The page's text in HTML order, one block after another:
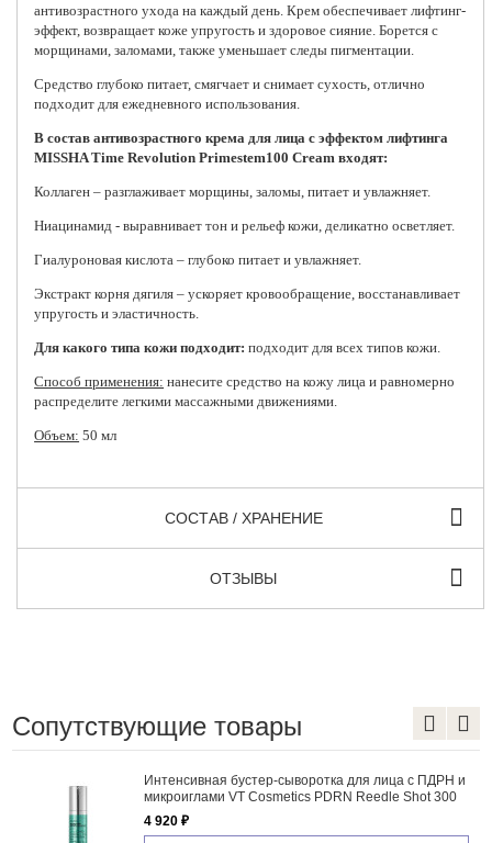
антивозрастного ухода на каждый день. Крем обеспечивает лифтинг-
эффект, возвращает коже упругость и здоровое сияние. Борется с
морщинами, заломами, также уменьшает следы пигментации.
Средство глубоко питает, смягчает и снимает сухость, отлично
подходит для ежедневного использования.
В состав антивозрастного крема для лица с эффектом лифтинга
MISSHA Time Revolution Primestem100 Cream входят:
Коллаген – разглаживает морщины, заломы, питает и увлажняет.
Ниацинамид - выравнивает тон и рельеф кожи, деликатно осветляет.
Гиалуроновая кислота – глубоко питает и увлажняет.
Экстракт корня дягиля – ускоряет кровообращение, восстанавливает
упругость и эластичность.
Для какого типа кожи подходит: подходит для всех типов кожи.
Способ применения: нанесите средство на кожу лица и равномерно
распределите легкими массажными движениями.
Объем: 50 мл
СОСТАВ / ХРАНЕНИЕ
ОТЗЫВЫ
Сопутствующие товары
Интенсивная бустер-сыворотка для лица с ПДРН и
микроиглами VT Cosmetics PDRN Reedle Shot 300
4 920 ₽